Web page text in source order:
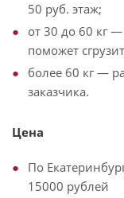
50 руб. этаж;
от 30 до 60 кг
поможет
более 60 кг —
заказчика.
Цена
По
15000 рублей